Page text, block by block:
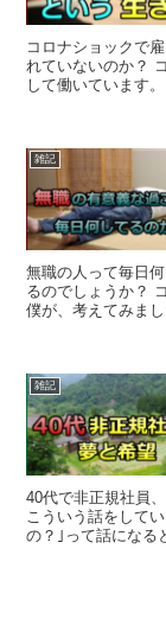
コロナショックで
れていないのか？ コロナショックの中、自動車メーカーの期間工と
して働いています
雑記
無職の人って毎日
るのでしょうか？
僕が、考えてみました。 現在、僕はコロナの影響
雑記
40代で非正規社員
こういう話をして
の？｣って話になると思います。 あなた